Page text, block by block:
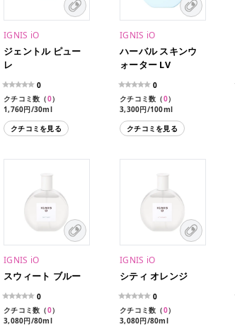
IGNIS iO
ジェントル ピュー
レ
0
クチコミ数（0）
1,760円/30ml
4,180円/80ml
クチコミを見る
IGNIS iO
ハーバル スキンウ
ォーター LV
0
クチコミ数（0）
3,300円/100ml
クチコミを見る
IGNIS iO
スウィート ブルー
0
クチコミ数（0）
3,080円/80ml
IGNIS iO
シティ オレンジ
0
クチコミ数（0）
3,080円/80ml